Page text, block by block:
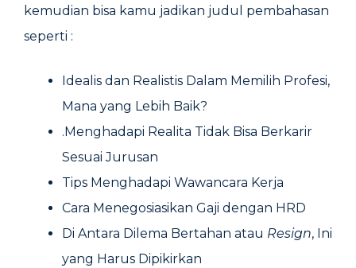
kemudian bisa kamu jadikan judul pembahasan
seperti :
Idealis dan Realistis Dalam Memilih Profesi,
Mana yang Lebih Baik?
.Menghadapi Realita Tidak Bisa Berkarir
Sesuai Jurusan
Tips Menghadapi Wawancara Kerja
Cara Menegosiasikan Gaji dengan HRD
Di Antara Dilema Bertahan atau Resign, Ini
yang Harus Dipikirkan